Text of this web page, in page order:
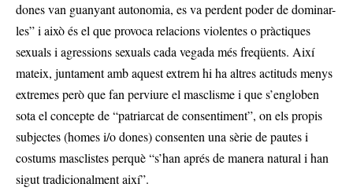
dones van guanyant autonomia, es va perdent poder de dominar-
les” i això és el que provoca relacions violentes o pràctiques
sexuals i agressions sexuals cada vegada més freqüents. Així
mateix, juntament amb aquest extrem hi ha altres actituds menys
extremes però que fan perviure el masclisme i que s’engloben
sota el concepte de “patriarcat de consentiment”, on els propis
subjectes (homes i/o dones) consenten una sèrie de pautes i
costums masclistes perquè “s’han aprés de manera natural i han
sigut tradicionalment així”.